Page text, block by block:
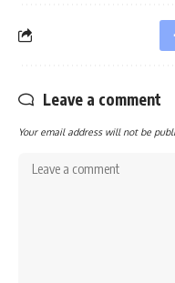
Leave a comment
Your email address will not be